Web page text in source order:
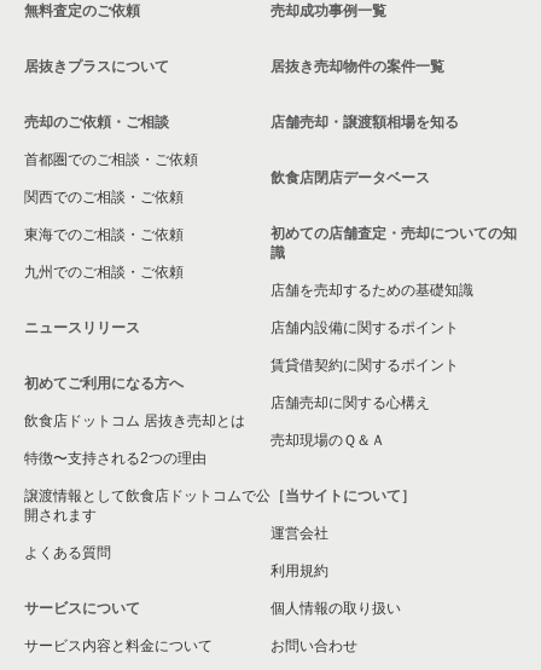
大阪市鶴見区の飲食店の居抜き売却物件の案件一覧
大阪市浪速区の飲食店の居抜き売却物件の案件一覧
八尾市の飲食店の居抜き売却物件の案件一覧
大東市の飲食店の居抜き売却物件の案件一覧
箕面市の飲食店の居抜き売却物件の案件一覧
大阪市淀川区の飲食店の居抜き売却物件の案件一覧
大阪市東成区の飲食店の居抜き売却物件の案件一覧
大阪市城東区の飲食店の居抜き売却物件の案件一覧
大阪市旭区の飲食店の居抜き売却物件の案件一覧
和泉市の飲食店の居抜き売却物件の案件一覧
池田市の飲食店の居抜き売却物件の案件一覧
大阪市大正区の飲食店の居抜き売却物件の案件一覧
無料査定のご依頼
居抜きプラスについて
売却のご依頼・ご相談
首都圏でのご相談・ご依頼
関西でのご相談・ご依頼
東海でのご相談・ご依頼
九州でのご相談・ご依頼
ニュースリリース
初めてご利用になる方へ
飲食店ドットコム 居抜き売却とは
特徴〜支持される2つの理由
譲渡情報として飲食店ドットコムで公
開されます
よくある質問
サービスについて
サービス内容と料金について
売却成功事例一覧
居抜き売却物件の案件一覧
店舗売却・譲渡額相場を知る
飲食店閉店データベース
初めての店舗査定・売却についての知
識
店舗を売却するための基礎知識
店舗内設備に関するポイント
賃貸借契約に関するポイント
店舗売却に関する心構え
売却現場のＱ＆Ａ
［当サイトについて］
運営会社
利用規約
個人情報の取り扱い
お問い合わせ